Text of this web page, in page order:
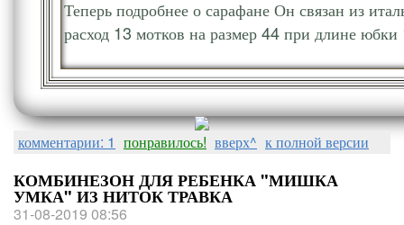
Теперь подробнее о сарафане Он связан из
расход 13 мотков на размер 44 при длине
комментарии: 1 понравилось! вверх^ к полной версии
КОМБИНЕЗОН ДЛЯ РЕБЕНКА "МИШКА
УМКА" ИЗ НИТОК ТРАВКА
31-08-2019 08:56